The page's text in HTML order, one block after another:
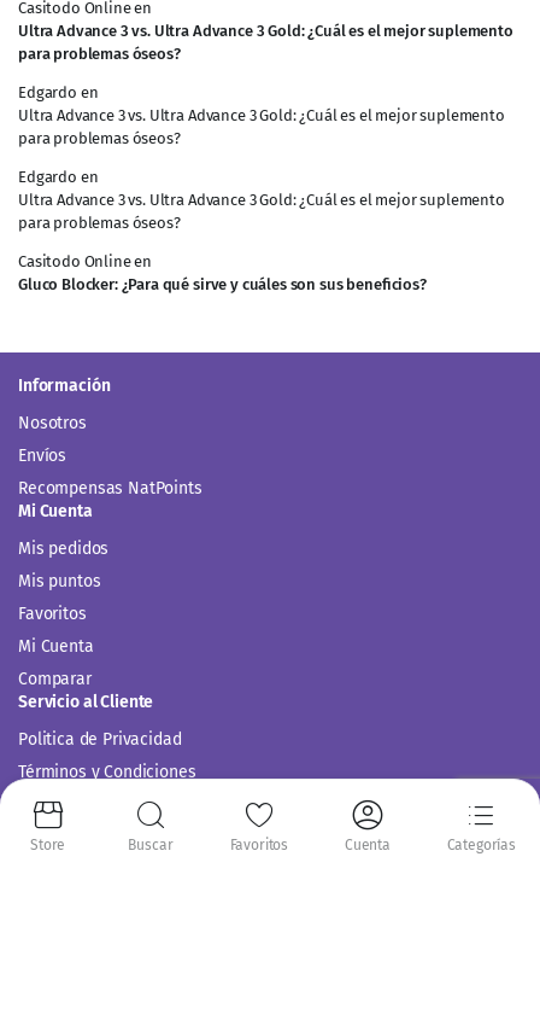
Casitodo Onlineen
Ultra Advance 3 vs. Ultra Advance 3 Gold: ¿Cuál es el mejor suplemento
para problemas óseos?
Edgardo en
Ultra Advance 3 vs. Ultra Advance 3 Gold: ¿Cuál es el mejor suplemento
para problemas óseos?
Edgardo en
Ultra Advance 3 vs. Ultra Advance 3 Gold: ¿Cuál es el mejor suplemento
para problemas óseos?
Casitodo Onlineen
Gluco Blocker: ¿Para qué sirve y cuáles son sus beneficios?
Información
Nosotros
Envíos
Recompensas NatPoints
Mi Cuenta
Mis pedidos
Mis puntos
Favoritos
Mi Cuenta
Comparar
Servicio al Cliente
Politica de Privacidad
Términos y Condiciones
Siguenos en:
Store Buscar Favoritos Cuenta Categorías